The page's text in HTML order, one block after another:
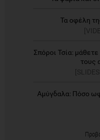
Τα οφέλη
Σπόροι Τσία:
τους
Αμύγδαλα: Πόσο